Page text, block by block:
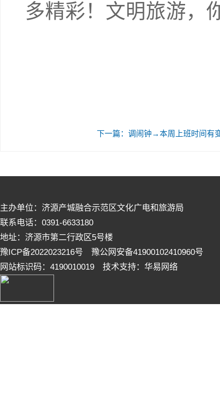
多精彩！文明旅游，
下一篇：调闹钟→本周上班时间有
主办单位：济源产城融合示范区文化广电和旅游局
联系电话：0391-6633180
地址：济源市第二行政区5号楼
豫ICP备2022023216号 豫公网安备41900102410960号
网站标识码：4190010019 技术支持：华易网络